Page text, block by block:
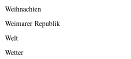
Weihnachten
Weimarer Republik
Welt
Wetter